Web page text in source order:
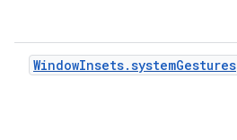
WindowInsets.systemGestures